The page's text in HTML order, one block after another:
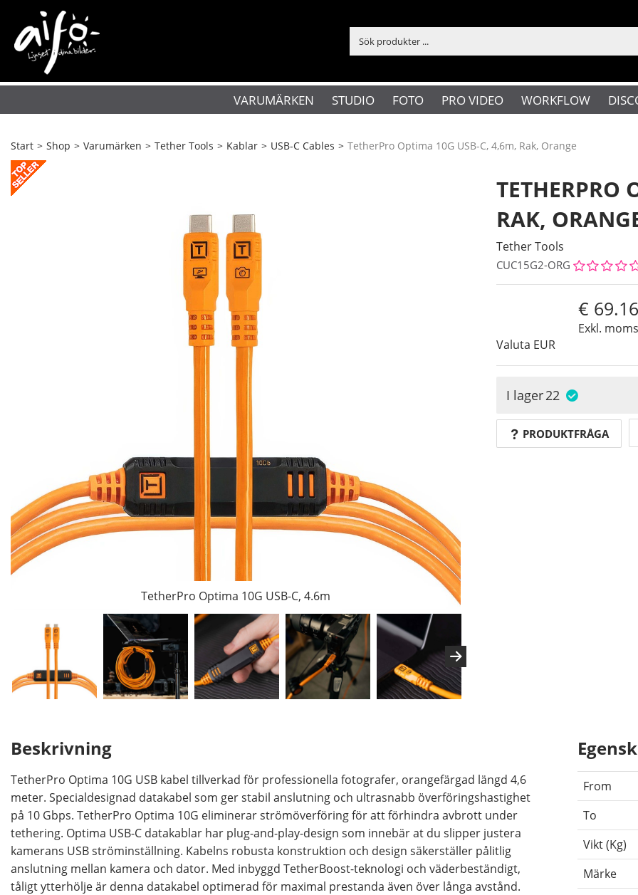
VARUMÄRKEN STUDIO FOTO PRO VIDEO WORKFLOW
Start > Shop > Varumärken > Tether Tools > Kablar > USB-C Cables > TetherPro Optima 10G USB-C, 4,6m, Rak, Orange
TetherPro Optima 10G USB-C, 4.6m
TETHERPRO
RAK,
Tether Tools
CUC15G2-ORG
Exkl.
Valuta EUR
I lager22
PRODUKTFRÅGA
Beskrivning
TetherPro Optima 10G USB kabel tillverkad för professionella fotografer, orangefärgad längd 4,6
meter. Specialdesignad datakabel som ger stabil anslutning och ultrasnabb överföringshastighet
på 10 Gbps. TetherPro Optima 10G eliminerar strömöverföring för att förhindra avbrott under
tethering. Optima USB-C datakablar har plug-and-play-design som innebär at du slipper justera
kamerans USB ströminställning. Kabelns robusta konstruktion och design säkerställer pålitlig
anslutning mellan kamera och dator. Med inbyggd TetherBoost-teknologi och väderbeständigt,
tåligt ytterhölje är denna datakabel optimerad för maximal prestanda även över långa avstånd.
From
To
Vikt (Kg)
Märke